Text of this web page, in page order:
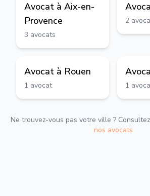
Avocat à Aix-en-
Provence
3 avocats
2
Avocat à Rouen
1 avocat 1
Ne trouvez-vous pas votre ville ?
nos avocats